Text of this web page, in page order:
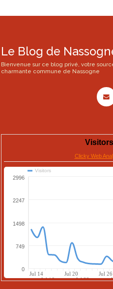
Le Blog de
Bienvenue sur ce blog privé, votre
charmante commune de Nassogne